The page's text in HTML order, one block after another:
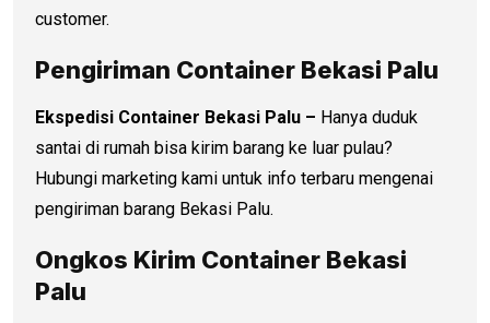
customer.
Pengiriman Container Bekasi Palu
Ekspedisi Container Bekasi Palu – Hanya duduk
santai di rumah bisa kirim barang ke luar pulau?
Hubungi marketing kami untuk info terbaru mengenai
pengiriman barang Bekasi Palu.
Ongkos Kirim Container Bekasi
Palu